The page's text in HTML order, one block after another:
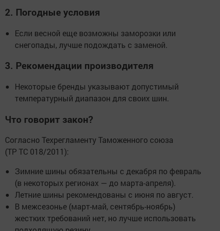
2. Погодные условия
Если весной еще возможны заморозки или
снегопады, лучше подождать с заменой.
3. Рекомендации производителя
Некоторые бренды указывают допустимый
температурный диапазон для своих шин.
Что говорит закон?
Согласно Техрегламенту Таможенного союза
(ТР ТС 018/2011):
Зимние шины обязательны с декабря по февраль
(в некоторых регионах — до марта-апреля).
Летние шины рекомендованы с июня по август.
В межсезонье (март-май, сентябрь-ноябрь)
жестких требований нет, но лучше использовать